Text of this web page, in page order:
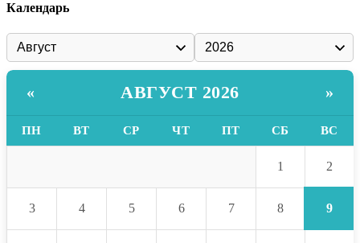
Календарь
« АВГУСТ 2026 »
ПН ВТ СР ЧТ ПТ СБ ВС
1 2
3 4 5 6 7 8 9